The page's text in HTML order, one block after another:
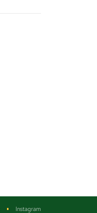
Instagram